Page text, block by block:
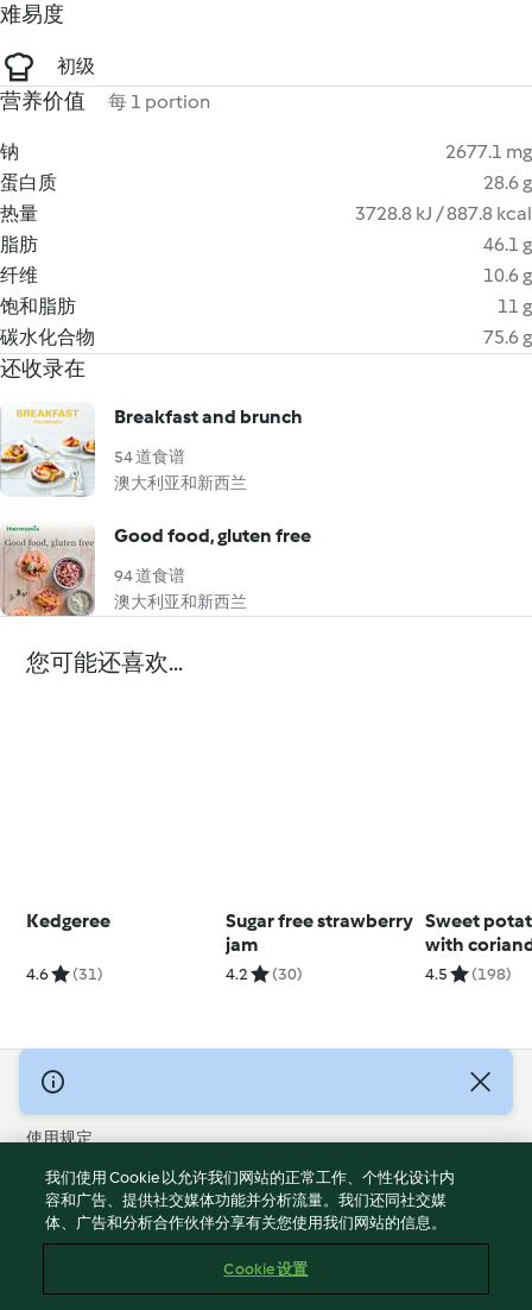
难易度
初级
营养价值 每 1 portion
钠
2677.1 mg
蛋白质
28.6 g
热量
3728.8 kJ / 887.8 kcal
脂肪
46.1 g
纤维
10.6 g
饱和脂肪
11 g
碳水化合物
75.6 g
还收录在
Breakfast and brunch
54 道食谱
澳大利亚和新西兰
Good food, gluten free
94 道食谱
澳大利亚和新西兰
您可能还喜欢...
Kedgeree
4.6 (31)
Sugar free strawberry
jam
4.2 (30)
Sweet
with
sauce
4.5 (198)
© 版权 2026
使用规定
隐私政策
免责声明
版本说明
报告内容
我们使用 Cookie 以允许我们网站的正常工作、个性化设计内
容和广告、提供社交媒体功能并分析流量。我们还同社交媒
体、广告和分析合作伙伴分享有关您使用我们网站的信息。
Cookie 设置